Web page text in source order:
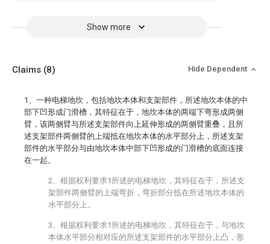
Show more
Claims (8) Hide Dependent
1、一种电梯地坎，包括地坎本体和支架部件，所述地坎本体的中
部下凹形成门滑槽，其特征在于，地坎本体的两端下弯形成两侧
臂，该两侧臂与所述支架部件向上延伸形成的两侧臂重叠，且所
述支架部件两侧臂的上端抵在地坎本体的水平部分上，所述支架
部件的水平部分与由地坎本体中部下凹形成的门滑槽的底面连接
在一起。
2、根据权利要求1所述的电梯地坎，其特征在于，所述支
架部件两侧臂的上端弯折，弯折部分抵在所述地坎本体的
水平部分上。
3、根据权利要求1所述的电梯地坎，其特征在于，与地坎
本体水平部分相对应的所述支架部件的水平部分上凸，形